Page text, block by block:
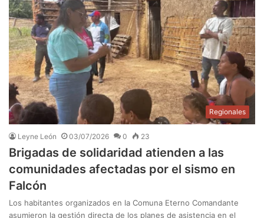
Regionales
Leyne León 03/07/2026 0 23
Brigadas de solidaridad atienden a las
comunidades afectadas por el sismo en
Falcón
Los habitantes organizados en la Comuna Eterno Comandante
asumieron la gestión directa de los planes de asistencia en el